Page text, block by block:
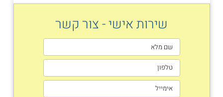
שירות אישי - צור קשר